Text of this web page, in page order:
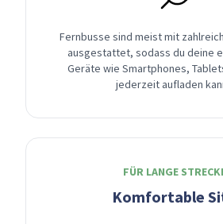
Fernbusse sind meist mit
ausgestattet, sodass du deine
Geräte wie Smartphones,
jederzeit aufladen
FÜR LANGE
Komfortable